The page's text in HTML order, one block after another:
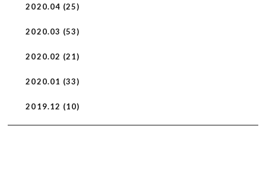
2020.04 (25)
2020.03 (53)
2020.02 (21)
2020.01 (33)
2019.12 (10)